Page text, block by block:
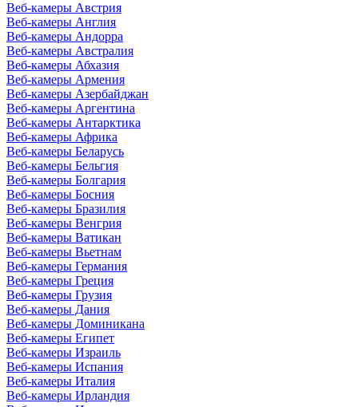
Веб-камеры Австрия
Веб-камеры Англия
Веб-камеры Андорра
Веб-камеры Австралия
Веб-камеры Абхазия
Веб-камеры Армения
Веб-камеры Азербайджан
Веб-камеры Аргентина
Веб-камеры Антарктика
Веб-камеры Африка
Веб-камеры Беларусь
Веб-камеры Бельгия
Веб-камеры Болгария
Веб-камеры Босния
Веб-камеры Бразилия
Веб-камеры Венгрия
Веб-камеры Ватикан
Веб-камеры Вьетнам
Веб-камеры Германия
Веб-камеры Греция
Веб-камеры Грузия
Веб-камеры Дания
Веб-камеры Доминикана
Веб-камеры Египет
Веб-камеры Израиль
Веб-камеры Испания
Веб-камеры Италия
Веб-камеры Ирландия